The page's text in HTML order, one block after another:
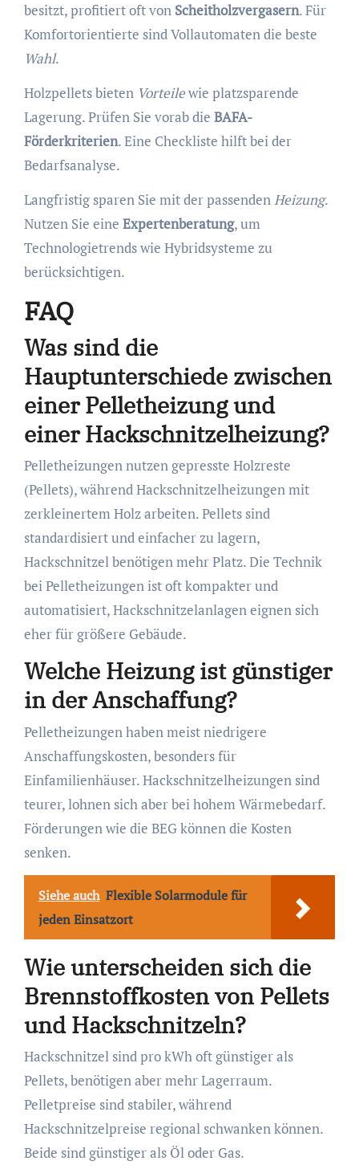
besitzt, profitiert oft von Scheitholzvergasern. Für
Komfortorientierte sind Vollautomaten die beste
Wahl.
Holzpellets bieten Vorteilewie platzsparende
Lagerung. Prüfen Sie vorab die BAFA-
Förderkriterien. Eine Checkliste hilft bei der
Bedarfsanalyse.
Langfristig sparen Sie mit der passendenHeizung.
Nutzen Sie eine Expertenberatung, um
Technologietrends wie Hybridsysteme zu
berücksichtigen.
FAQ
Was sind die
Hauptunterschiede zwischen
einer Pelletheizung und
einer Hackschnitzelheizung?
Pelletheizungen nutzen gepresste Holzreste
(Pellets), während Hackschnitzelheizungen mit
zerkleinertem Holz arbeiten. Pellets sind
standardisiert und einfacher zu lagern,
Hackschnitzel benötigen mehr Platz. Die Technik
bei Pelletheizungen ist oft kompakter und
automatisiert, Hackschnitzelanlagen eignen sich
eher für größere Gebäude.
Welche Heizung ist günstiger
in der Anschaffung?
Pelletheizungen haben meist niedrigere
Anschaffungskosten, besonders für
Einfamilienhäuser. Hackschnitzelheizungen sind
teurer, lohnen sich aber bei hohem Wärmebedarf.
Förderungen wie die BEG können die Kosten
senken.
Siehe auch Flexible Solarmodule für
jeden Einsatzort
Wie unterscheiden sich die
Brennstoffkosten von Pellets
und Hackschnitzeln?
Hackschnitzel sind pro kWh oft günstiger als
Pellets, benötigen aber mehr Lagerraum.
Pelletpreise sind stabiler, während
Hackschnitzelpreise regional schwanken können.
Beide sind günstiger als Öl oder Gas.